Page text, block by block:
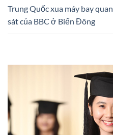
Trung Quốc xua máy bay quan
sát của BBC ở Biển Đông